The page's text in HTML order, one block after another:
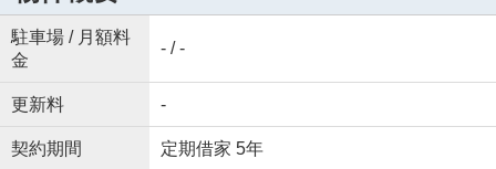
駐車場 / 月額料
金
- / -
更新料 -
契約期間 定期借家 5年